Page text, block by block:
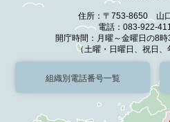
住所：〒753-8650 山
電話：083-922-
開庁時間：月曜～金曜日の8
（土曜・日曜日、祝日
組織別電話番号一覧